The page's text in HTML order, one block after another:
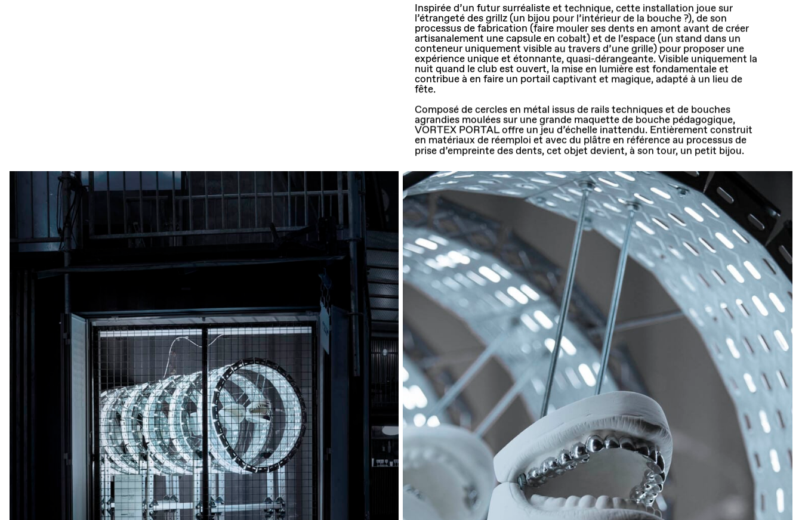
Inspirée d’un futur surréaliste et technique, cette installation joue sur
l’étrangeté des grillz (un bijou pour l’intérieur de la bouche ?), de son
processus de fabrication (faire mouler ses dents en amont avant de créer
artisanalement une capsule en cobalt) et de l’espace (un stand dans un
conteneur uniquement visible au travers d’une grille) pour proposer une
expérience unique et étonnante, quasi-dérangeante. Visible uniquement la
nuit quand le club est ouvert, la mise en lumière est fondamentale et
contribue à en faire un portail captivant et magique, adapté à un lieu de
fête.
Composé de cercles en métal issus de rails techniques et de bouches
agrandies moulées sur une grande maquette de bouche pédagogique,
VORTEX PORTAL offre un jeu d’échelle inattendu. Entièrement construit
en matériaux de réemploi et avec du plâtre en référence au processus de
prise d’empreinte des dents, cet objet devient, à son tour, un petit bijou.